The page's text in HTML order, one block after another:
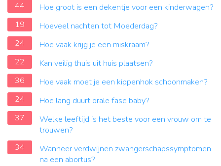
44
Hoe groot is een dekentje voor een kinderwagen?
19
Hoeveel nachten tot Moederdag?
24
Hoe vaak krijg je een miskraam?
22
Kan veilig thuis uit huis plaatsen?
36
Hoe vaak moet je een kippenhok schoonmaken?
24
Hoe lang duurt orale fase baby?
37
Welke leeftijd is het beste voor een vrouw om te
trouwen?
34
Wanneer verdwijnen zwangerschapssymptomen
na een abortus?